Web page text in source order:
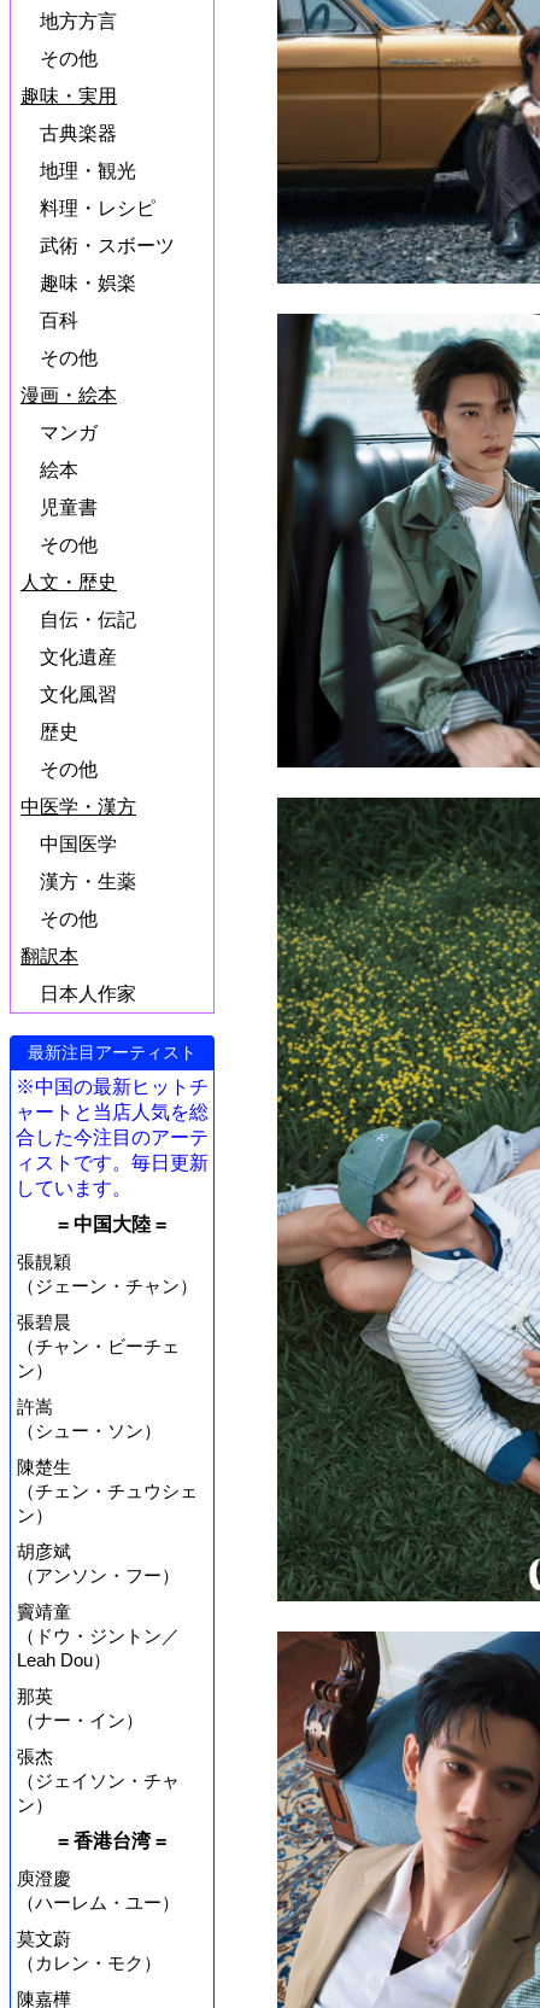
地方方言
その他
趣味・実用
古典楽器
地理・観光
料理・レシピ
武術・スボーツ
趣味・娯楽
百科
その他
漫画・絵本
マンガ
絵本
児童書
その他
人文・歴史
自伝・伝記
文化遺産
文化風習
歴史
その他
中医学・漢方
中国医学
漢方・生薬
その他
翻訳本
日本人作家
最新注目アーティスト
※中国の最新ヒットチ
ャートと当店人気を総
合した今注目のアーテ
ィストです。毎日更新
しています。
= 中国大陸 =
張靚穎
（ジェーン・チャン）
張碧晨
（チャン・ビーチェ
ン）
許嵩
（シュー・ソン）
陳楚生
（チェン・チュウシェ
ン）
胡彦斌
（アンソン・フー）
竇靖童
（ドウ・ジントン／
Leah Dou）
那英
（ナー・イン）
張杰
（ジェイソン・チャ
ン）
= 香港台湾 =
庾澄慶
（ハーレム・ユー）
莫文蔚
（カレン・モク）
陳嘉樺